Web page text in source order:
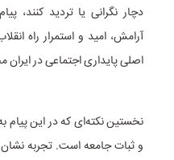
دچار نگرانی یا تردید کنند،
آرامش، امید و استمرار راه
اصلی پایداری اجتماعی در
نخستین نکته‌ای که در این پیام
و ثبات جامعه است. تجربه